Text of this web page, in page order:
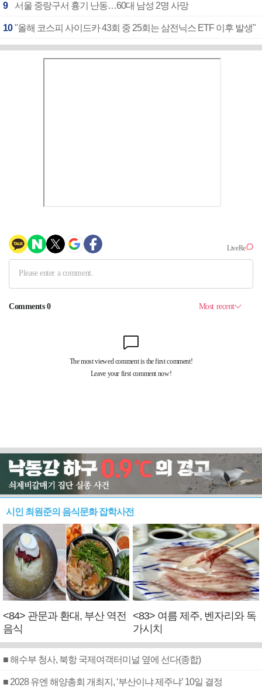
9 서울 중랑구서 흉기 난동…60대 남성 2명 사망
10 "올해 코스피 사이드카 43회 중 25회는 삼전닉스 ETF 이후 발생"
시인 최원준의 음식문화 잡학사전
<84> 관문과 환대, 부산 역전
음식
<83> 여름 제주, 벤자리와 독
가시치
■ 해수부 청사, 북항 국제여객터미널 옆에 선다(종합)
■ 2028 유엔 해양총회 개최지, ‘부산이냐 제주냐’ 10일 결정